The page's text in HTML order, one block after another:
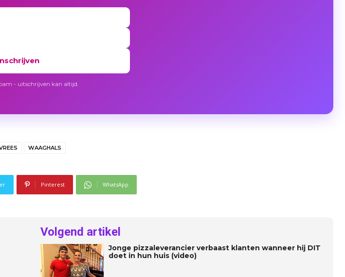
- uitschrijven kan altijd.
WAAGHALS
Pinterest WhatsApp
Volgend artikel
Jonge pizzaleverancier verbaast klanten wanneer hij DIT
doet in hun huis (video)